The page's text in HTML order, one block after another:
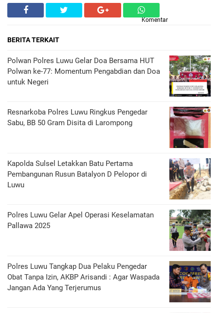
Komentar
BERITA TERKAIT
Polwan Polres Luwu Gelar Doa Bersama HUT
Polwan ke-77: Momentum Pengabdian dan Doa
untuk Negeri
Resnarkoba Polres Luwu Ringkus Pengedar
Sabu, BB 50 Gram Disita di Larompong
Kapolda Sulsel Letakkan Batu Pertama
Pembangunan Rusun Batalyon D Pelopor di
Luwu
Polres Luwu Gelar Apel Operasi Keselamatan
Pallawa 2025
Polres Luwu Tangkap Dua Pelaku Pengedar
Obat Tanpa Izin, AKBP Arisandi : Agar Waspada
Jangan Ada Yang Terjerumus